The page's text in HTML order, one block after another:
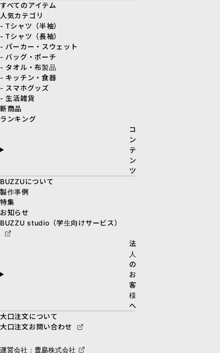
すべてのアイテム
人気カテゴリ
- Tシャツ（半袖）
- Tシャツ（長袖）
- パーカー・スウェット
- バッグ・ポーチ
- タオル・布製品
- キッチン・食器
- スマホグッズ
- 生活雑貨
新商品
ランキング
コ
ン
テ
ン
ツ
BUZZUについて
製作事例
特集
お知らせ
BUZZU studio（学生向けサービス）
法
人
の
お
客
様
へ
大口注文について
大口注文お問い合わせ
運営会社：豊島株式会社